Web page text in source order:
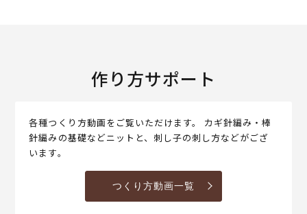
作り方サポート
各種つくり方動画をご覧いただけます。 カギ針編み・棒
針編みの基礎などニットと、刺し子の刺し方などがござ
います。
つくり方動画一覧